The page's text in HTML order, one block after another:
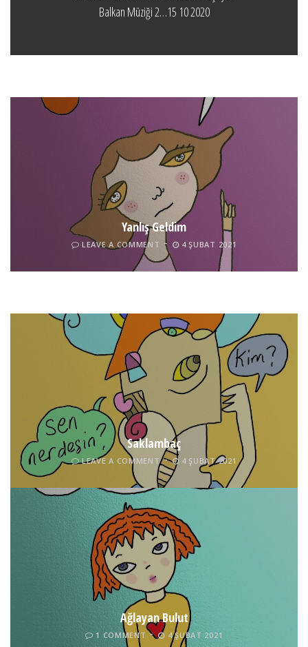
Balkan Müziği 2…15 10 2020
Yanlış Geldim
LEAVE A COMMENT 4 ŞUBAT 2021
Tel İnsan
LEAVE A COMMENT 4 ŞUBAT 2021
Saklambaç
LEAVE A COMMENT 4 ŞUBAT 2021
Ağlayan Bulut
1 COMMENT 4 ŞUBAT 2021